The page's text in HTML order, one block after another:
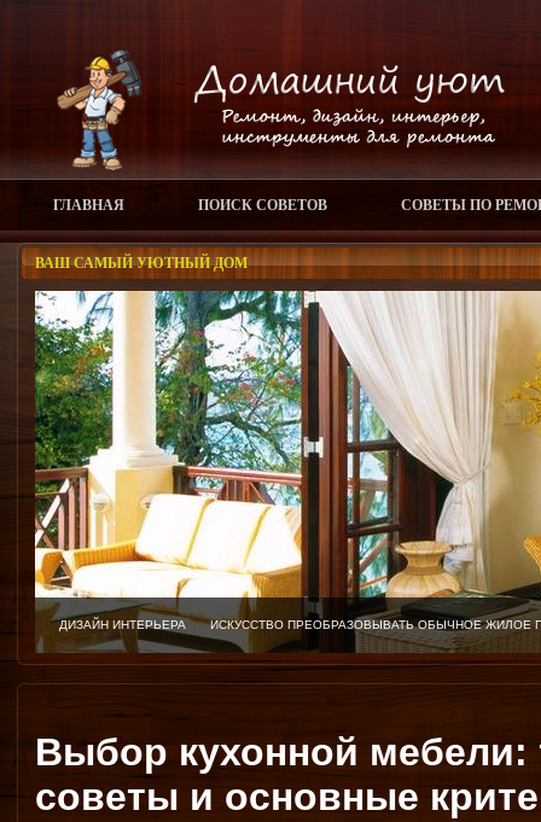
ГЛАВНАЯ ПОИСК СОВЕТОВ СОВЕТЫ ПО
ВАШ САМЫЙ УЮТНЫЙ ДОМ
ДИЗАЙН ИНТЕРЬЕРА ИСКУССТВО ПРЕОБРАЗОВЫВАТЬ ОБЫЧНОЕ
Выбор кухонной мебели:
советы и основные